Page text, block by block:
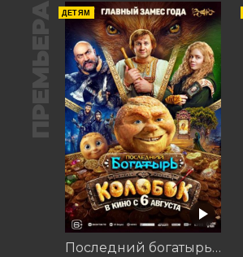
ПРЕМЬЕРА ДЕТЯМ
Последний богатырь. Колобок